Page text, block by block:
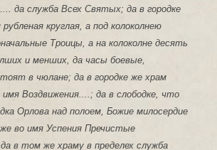
да служба Всех Святых; да в городке
рубленая круглая, а под колоколнею
Троицы, а на колоколне десять
и менших, да часы боевые,
в чюлане; да в городке же храм
имя Воздвижения....; да в слободке, что
Орлова над полоем, Божие милосердие
во имя Успения Пречистые
в том же храму в пределех служба